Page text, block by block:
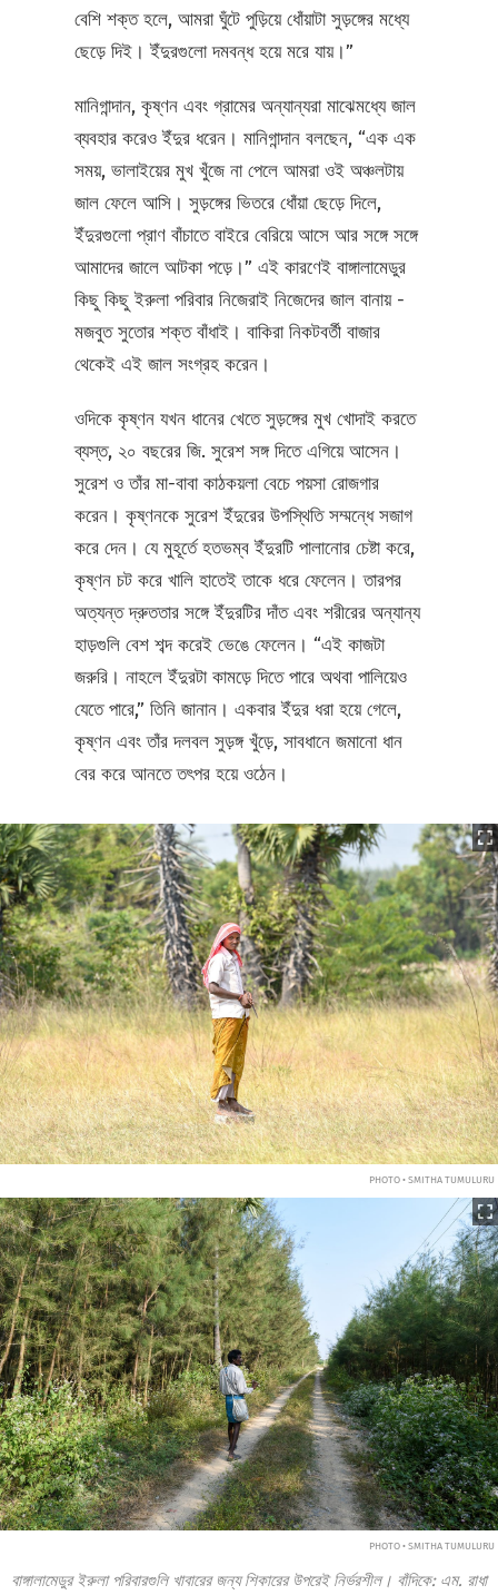
বেশি শক্ত হলে, আমরা ঘুঁটে পুড়িয়ে ধোঁয়াটা সুড়ঙ্গের মধ্যে
ছেড়ে দিই। ইঁদুরগুলো দমবন্ধ হয়ে মরে যায়।”
মানিগান্দান, কৃষ্ণন এবং গ্রামের অন্যান্যরা মাঝেমধ্যে জাল
ব্যবহার করেও ইঁদুর ধরেন। মানিগান্দান বলছেন, “এক এক
সময়, ভালাইয়ের মুখ খুঁজে না পেলে আমরা ওই অঞ্চলটায়
জাল ফেলে আসি। সুড়ঙ্গের ভিতরে ধোঁয়া ছেড়ে দিলে,
ইঁদুরগুলো প্রাণ বাঁচাতে বাইরে বেরিয়ে আসে আর সঙ্গে সঙ্গে
আমাদের জালে আটকা পড়ে।” এই কারণেই বাঙ্গালামেডুর
কিছু কিছু ইরুলা পরিবার নিজেরাই নিজেদের জাল বানায় -
মজবুত সুতোর শক্ত বাঁধাই। বাকিরা নিকটবর্তী বাজার
থেকেই এই জাল সংগ্রহ করেন।
ওদিকে কৃষ্ণন যখন ধানের খেতে সুড়ঙ্গের মুখ খোদাই করতে
ব্যস্ত, ২০ বছরের জি. সুরেশ সঙ্গ দিতে এগিয়ে আসেন।
সুরেশ ও তাঁর মা-বাবা কাঠকয়লা বেচে পয়সা রোজগার
করেন। কৃষ্ণনকে সুরেশ ইঁদুরের উপস্থিতি সম্মন্ধে সজাগ
করে দেন। যে মুহূর্তে হতভম্ব ইঁদুরটি পালানোর চেষ্টা করে,
কৃষ্ণন চট করে খালি হাতেই তাকে ধরে ফেলেন। তারপর
অত্যন্ত দ্রুততার সঙ্গে ইঁদুরটির দাঁত এবং শরীরের অন্যান্য
হাড়গুলি বেশ শব্দ করেই ভেঙে ফেলেন। “এই কাজটা
জরুরি। নাহলে ইঁদুরটা কামড়ে দিতে পারে অথবা পালিয়েও
যেতে পারে,” তিনি জানান। একবার ইঁদুর ধরা হয়ে গেলে,
কৃষ্ণন এবং তাঁর দলবল সুড়ঙ্গ খুঁড়ে, সাবধানে জমানো ধান
বের করে আনতে তৎপর হয়ে ওঠেন।
PHOTO • SMITHA TUMULURU
PHOTO • SMITHA TUMULURU
বাঙ্গালামেডুর ইরুলা পরিবারগুলি খাবারের জন্য শিকারের উপরেই নির্ভরশীল। বাঁদিকে: এম. রাধা